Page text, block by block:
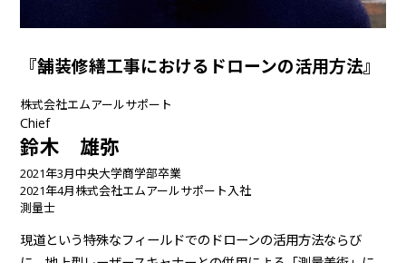
『舗装修繕工事におけるドローンの活用方法』
株式会社エムアールサポート
Chief
鈴木 雄弥
2021年3月中央大学商学部卒業
2021年4月株式会社エムアールサポート入社
測量士
現道という特殊なフィールドでのドローンの活用方法ならび